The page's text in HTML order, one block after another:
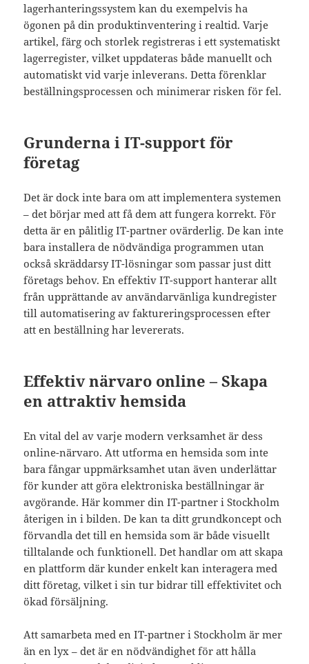
lagerhanteringssystem kan du exempelvis ha
ögonen på din produktinventering i realtid. Varje
artikel, färg och storlek registreras i ett systematiskt
lagerregister, vilket uppdateras både manuellt och
automatiskt vid varje inleverans. Detta förenklar
beställningsprocessen och minimerar risken för fel.
Grunderna i IT-support för
företag
Det är dock inte bara om att implementera systemen
– det börjar med att få dem att fungera korrekt. För
detta är en pålitlig IT-partner ovärderlig. De kan inte
bara installera de nödvändiga programmen utan
också skräddarsy IT-lösningar som passar just ditt
företags behov. En effektiv IT-support hanterar allt
från upprättande av användarvänliga kundregister
till automatisering av faktureringsprocessen efter
att en beställning har levererats.
Effektiv närvaro online – Skapa
en attraktiv hemsida
En vital del av varje modern verksamhet är dess
online-närvaro. Att utforma en hemsida som inte
bara fångar uppmärksamhet utan även underlättar
för kunder att göra elektroniska beställningar är
avgörande. Här kommer din IT-partner i Stockholm
återigen in i bilden. De kan ta ditt grundkoncept och
förvandla det till en hemsida som är både visuellt
tilltalande och funktionell. Det handlar om att skapa
en plattform där kunder enkelt kan interagera med
ditt företag, vilket i sin tur bidrar till effektivitet och
ökad försäljning.
Att samarbeta med en IT-partner i Stockholm är mer
än en lyx – det är en nödvändighet för att hålla